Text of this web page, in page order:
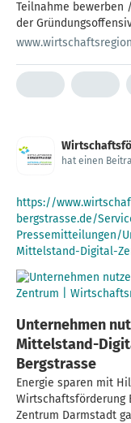
Teilnahme bewerben
der
Pressegespräch mit
hat einen
https://
bergstrasse.de/
Pressemitteilungen/
Mittelstand-Digital-
Unternehmen
Mittelstand-
Bergstrasse
Energie sparen mit
Wirtschaftsförderung
Zentrum Darmstadt